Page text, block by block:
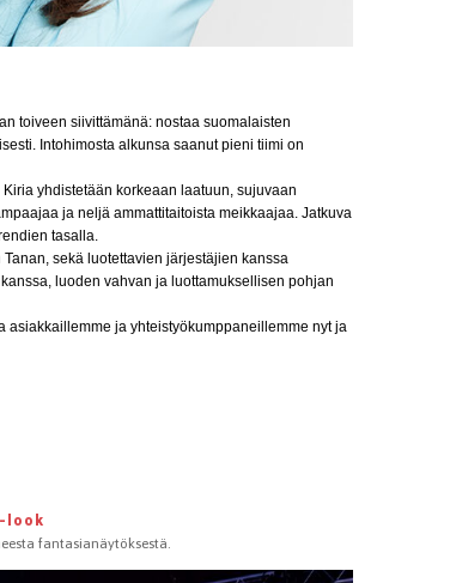
toiveen siivittämänä: nostaa suomalaisten
Intohimosta alkunsa saanut pieni tiimi on
yhdistetään korkeaan laatuun, sujuvaan
ja neljä ammattitaitoista meikkaajaa. Jatkuva
tasalla.
sekä luotettavien järjestäjien kanssa
luoden vahvan ja luottamuksellisen pohjan
asiakkaillemme ja yhteistyökumppaneillemme nyt ja
look
fantasianäytöksestä.